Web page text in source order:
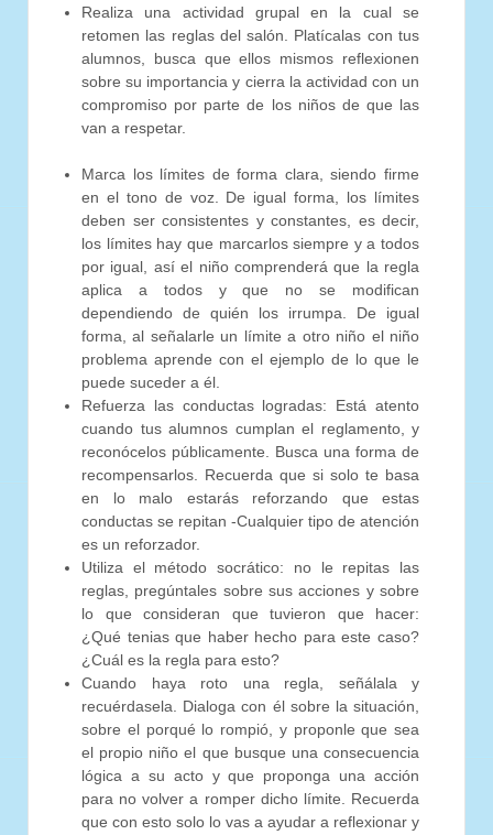
Realiza una actividad grupal en la cual se
retomen las reglas del salón. Platícalas con tus
alumnos, busca que ellos mismos reflexionen
sobre su importancia y cierra la actividad con un
compromiso por parte de los niños de que las
van a respetar.
Marca los límites de forma clara, siendo firme
en el tono de voz. De igual forma, los límites
deben ser consistentes y constantes, es decir,
los límites hay que marcarlos siempre y a todos
por igual, así el niño comprenderá que la regla
aplica a todos y que no se modifican
dependiendo de quién los irrumpa. De igual
forma, al señalarle un límite a otro niño el niño
problema aprende con el ejemplo de lo que le
puede suceder a él.
Refuerza las conductas logradas: Está atento
cuando tus alumnos cumplan el reglamento, y
reconócelos públicamente. Busca una forma de
recompensarlos. Recuerda que si solo te basa
en lo malo estarás reforzando que estas
conductas se repitan -Cualquier tipo de atención
es un reforzador.
Utiliza el método socrático: no le repitas las
reglas, pregúntales sobre sus acciones y sobre
lo que consideran que tuvieron que hacer:
¿Qué tenias que haber hecho para este caso?
¿Cuál es la regla para esto?
Cuando haya roto una regla, señálala y
recuérdasela. Dialoga con él sobre la situación,
sobre el porqué lo rompió, y proponle que sea
el propio niño el que busque una consecuencia
lógica a su acto y que proponga una acción
para no volver a romper dicho límite. Recuerda
que con esto solo lo vas a ayudar a reflexionar y